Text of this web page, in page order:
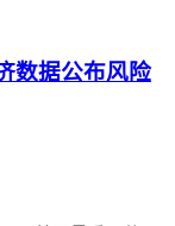
数据公布风险